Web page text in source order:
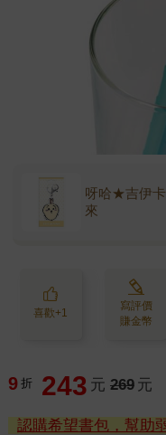
呀哈★吉伊
來
喜歡+1
寫評價
賺金幣
9 折 243 元 269 元
認購希望書包，幫助